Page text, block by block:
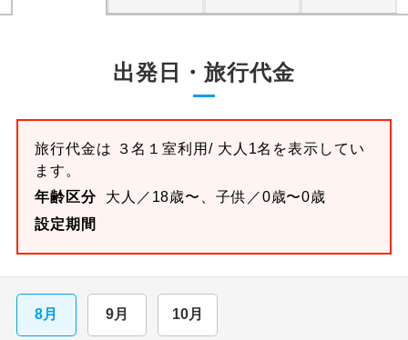
出発日・旅行代金
旅行代金は ３名１室利用/ 大人1名を表示してい
ます。
年齢区分
大人／18歳〜、子供／0歳〜0歳
設定期間
8月 9月 10月